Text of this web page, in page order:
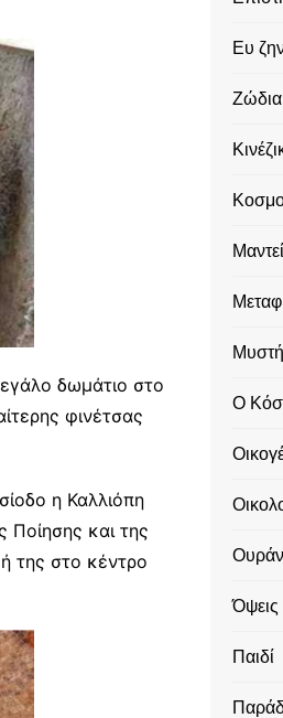
δωμάτιο στο
φινέτσας
η Καλλιόπη
Ποίησης και της
της στο κέντρο
Ευ
Ζώδια
Ο
Όψεις
Παιδί